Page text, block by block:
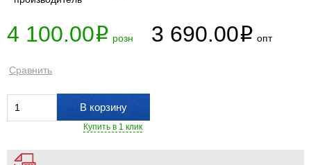
4 100.00i розн 3 690.00i опт
Сравнить
В корзину
Купить в 1 клик